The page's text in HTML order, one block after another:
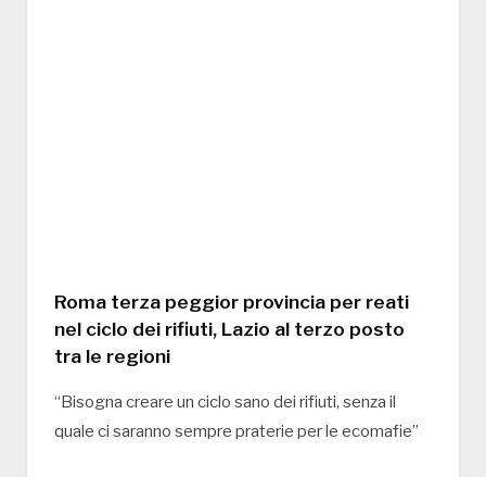
Roma terza peggior provincia per reati
nel ciclo dei rifiuti, Lazio al terzo posto
tra le regioni
“Bisogna creare un ciclo sano dei rifiuti, senza il
quale ci saranno sempre praterie per le ecomafie”